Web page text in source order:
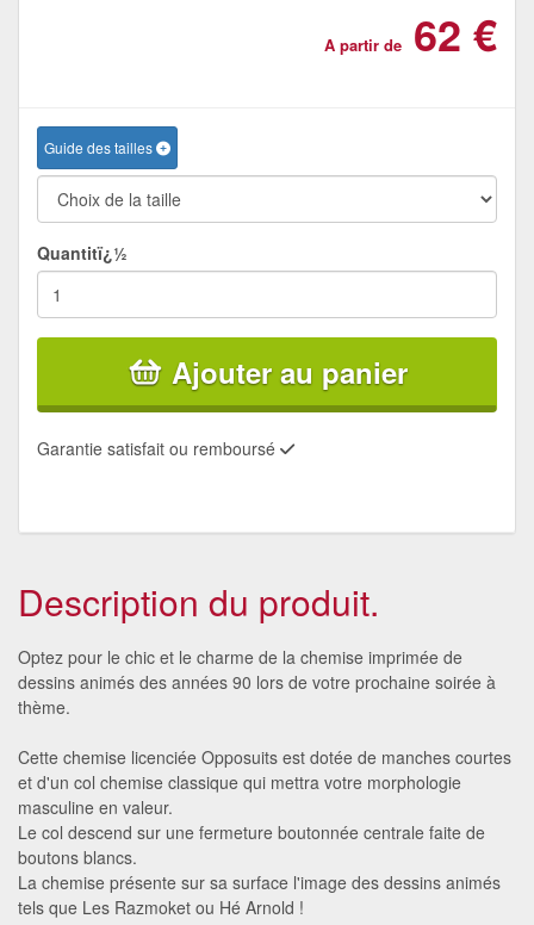
A partir de 62 €
Guide des tailles
Quantitï¿½
Ajouter au panier
Garantie satisfait ou remboursé
Description du produit.
Optez pour le chic et le charme de la chemise imprimée de
dessins animés des années 90 lors de votre prochaine soirée à
thème.
Cette chemise licenciée Opposuits est dotée de manches courtes
et d'un col chemise classique qui mettra votre morphologie
masculine en valeur.
Le col descend sur une fermeture boutonnée centrale faite de
boutons blancs.
La chemise présente sur sa surface l'image des dessins animés
tels que Les Razmoket ou Hé Arnold !